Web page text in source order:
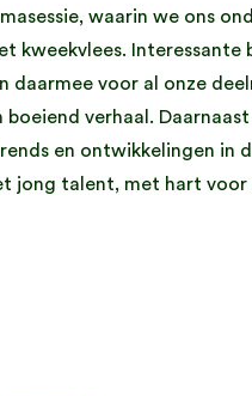
waarin we ons
Interessante
voor al onze
verhaal.
en ontwikkelingen in
jong talent, met hart voor